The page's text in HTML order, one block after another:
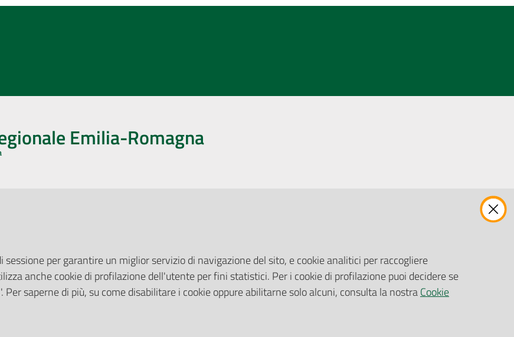
Emilia-Romagna
con il Pubblico
la Stampa
Pubblicità legale
Albo Pretorio
Privacy Policy
Attuazione Misure PNRR
Gare e Appalti
Richiesta Patrocinio
per garantire un miglior servizio di navigazione del sito, e cookie analitici per raccogliere
anche cookie di profilazione dell'utente per fini statistici. Per i cookie di profilazione puoi decidere se
saperne di più, su come disabilitare i cookie oppure abilitarne solo alcuni, consulta la nostraCookie